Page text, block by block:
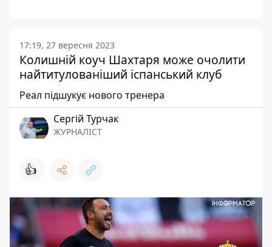
17:19, 27 вересня 2023
Колишній коуч Шахтаря може очолити
найтитулованіший іспанський клуб
Реал підшукує нового тренера
Сергій Турчак
ЖУРНАЛІСТ
👍